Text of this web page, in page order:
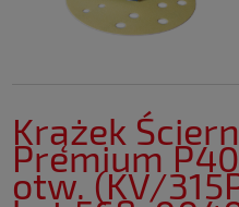
Krążek
Premium
otw. (KV/